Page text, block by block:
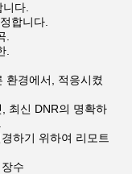
다.
합니다.
.
.
환경에서, 적응시켰
최신 DNR의 명확하
하기 위하여 리모트
수